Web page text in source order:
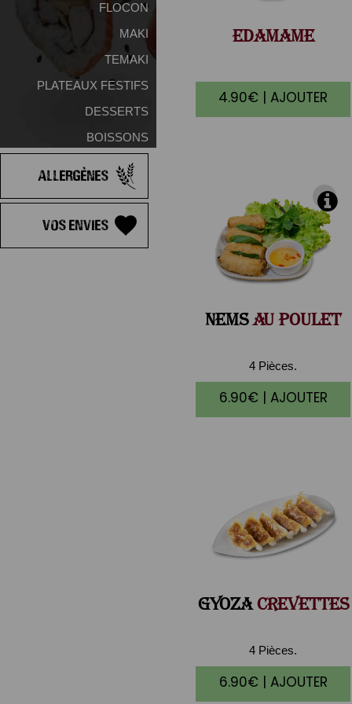
FLOCON
MAKI
TEMAKI
PLATEAUX FESTIFS
DESSERTS
BOISSONS
Allergènes
Vos Envies
EDAMAME
4.90€ | AJOUTER
NEMSAU POULET
4 Pièces.
6.90€ | AJOUTER
GYOZACREVETTES
4 Pièces.
6.90€ | AJOUTER